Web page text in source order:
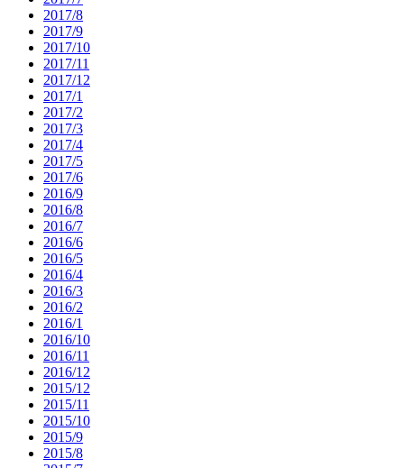
2017/8
2017/9
2017/10
2017/11
2017/12
2017/1
2017/2
2017/3
2017/4
2017/5
2017/6
2016/9
2016/8
2016/7
2016/6
2016/5
2016/4
2016/3
2016/2
2016/1
2016/10
2016/11
2016/12
2015/12
2015/11
2015/10
2015/9
2015/8